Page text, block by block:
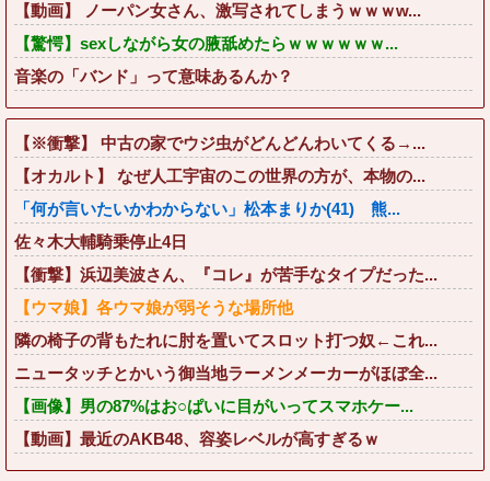
【動画】 ノーパン女さん、激写されてしまうｗｗｗw...
【驚愕】sexしながら女の腋舐めたらｗｗｗｗｗｗ...
音楽の「バンド」って意味あるんか？
【※衝撃】 中古の家でウジ虫がどんどんわいてくる→...
【オカルト】 なぜ人工宇宙のこの世界の方が、本物の...
「何が言いたいかわからない」松本まりか(41) 熊...
佐々木大輔騎乗停止4日
【衝撃】浜辺美波さん、『コレ』が苦手なタイプだった...
【ウマ娘】各ウマ娘が弱そうな場所他
隣の椅子の背もたれに肘を置いてスロット打つ奴←これ...
ニュータッチとかいう御当地ラーメンメーカーがほぼ全...
【画像】男の87%はお○ぱいに目がいってスマホケー...
【動画】最近のAKB48、容姿レベルが高すぎるｗ